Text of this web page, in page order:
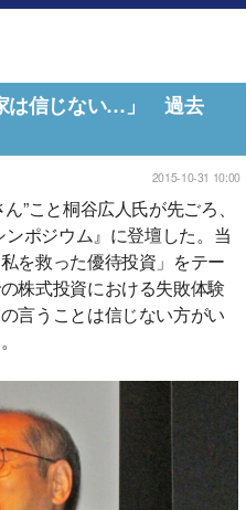
は信じない…」 過去
2015-10-31 10:00
”こと桐谷広人氏が先ごろ、
ンポジウム』に登壇した。当
を救った優待投資」をテー
株式投資における失敗体験
言うことは信じない方がい